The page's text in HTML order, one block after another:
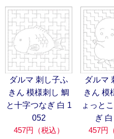
ダルマ 刺し子ふ
きん 模様刺し 鯛
と十字つなぎ 白 1
052
457円（税込）
ダルマ
きん 模
ょっと
ぎ
457円